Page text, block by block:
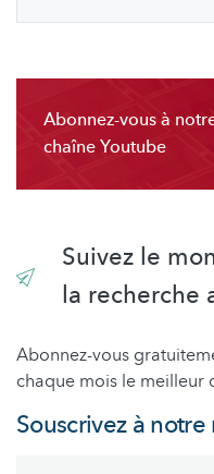
Abonnez-vous à
chaîne Youtube
Suivez le
la recherche
Abonnez-vous
chaque mois le meilleur
Souscrivez à